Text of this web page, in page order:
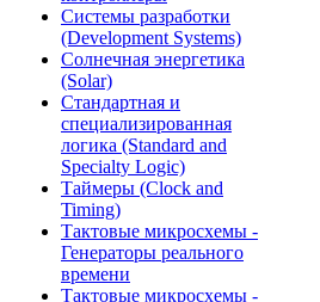
Системы разработки
(Development Systems)
Солнечная энергетика
(Solar)
Стандартная и
специализированная
логика (Standard and
Specialty Logic)
Таймеры (Clock and
Timing)
Тактовые микросхемы -
Генераторы реального
времени
Тактовые микросхемы -